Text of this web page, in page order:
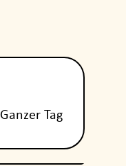
Ganzer Tag